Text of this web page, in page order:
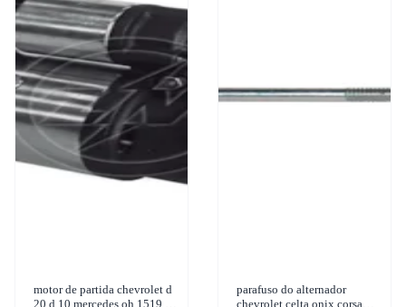
motor de partida chevrolet d
20 d 10 mercedes oh 1519 of
parafuso do alternador
chevrolet celta onix corsa